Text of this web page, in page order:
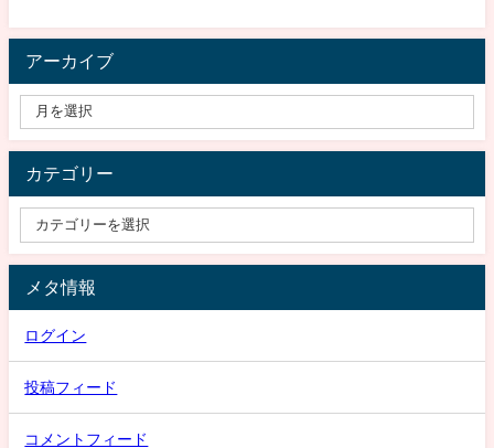
アーカイブ
カテゴリー
メタ情報
ログイン
投稿フィード
コメントフィード